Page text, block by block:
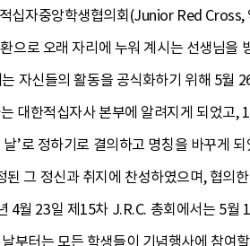
십자중앙학생협의회(Junior Red
으로 오래 자리에 누워 계시는 선생님
자신들의 활동을 공식화하기 위해 5월
대한적십자사 본부에 알려지게 되었
’로 정하기로 결의하고 명칭을 바꾸게
그 정신과 취지에 찬성하였으며, 협의
4월 23일 제15차 J.R.C. 총회에서는 5
부터는 모든 학생들이 기념행사에 참여